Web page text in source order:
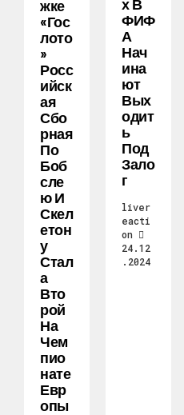
Жке
«Гос
Лото
»
Росс
Ийск
Ая
Сбо
Рная
По
Боб
Сле
Ю И
Скел
Етон
У
Стал
А
Вто
Рой
На
Чем
Пио
Нате
Евр
Опы
Х В
ФИФ
А
Нач
Ина
Ют
Вых
Одит
Ь
Под
Зало
Г
liver
eacti
on
24.12
.2024